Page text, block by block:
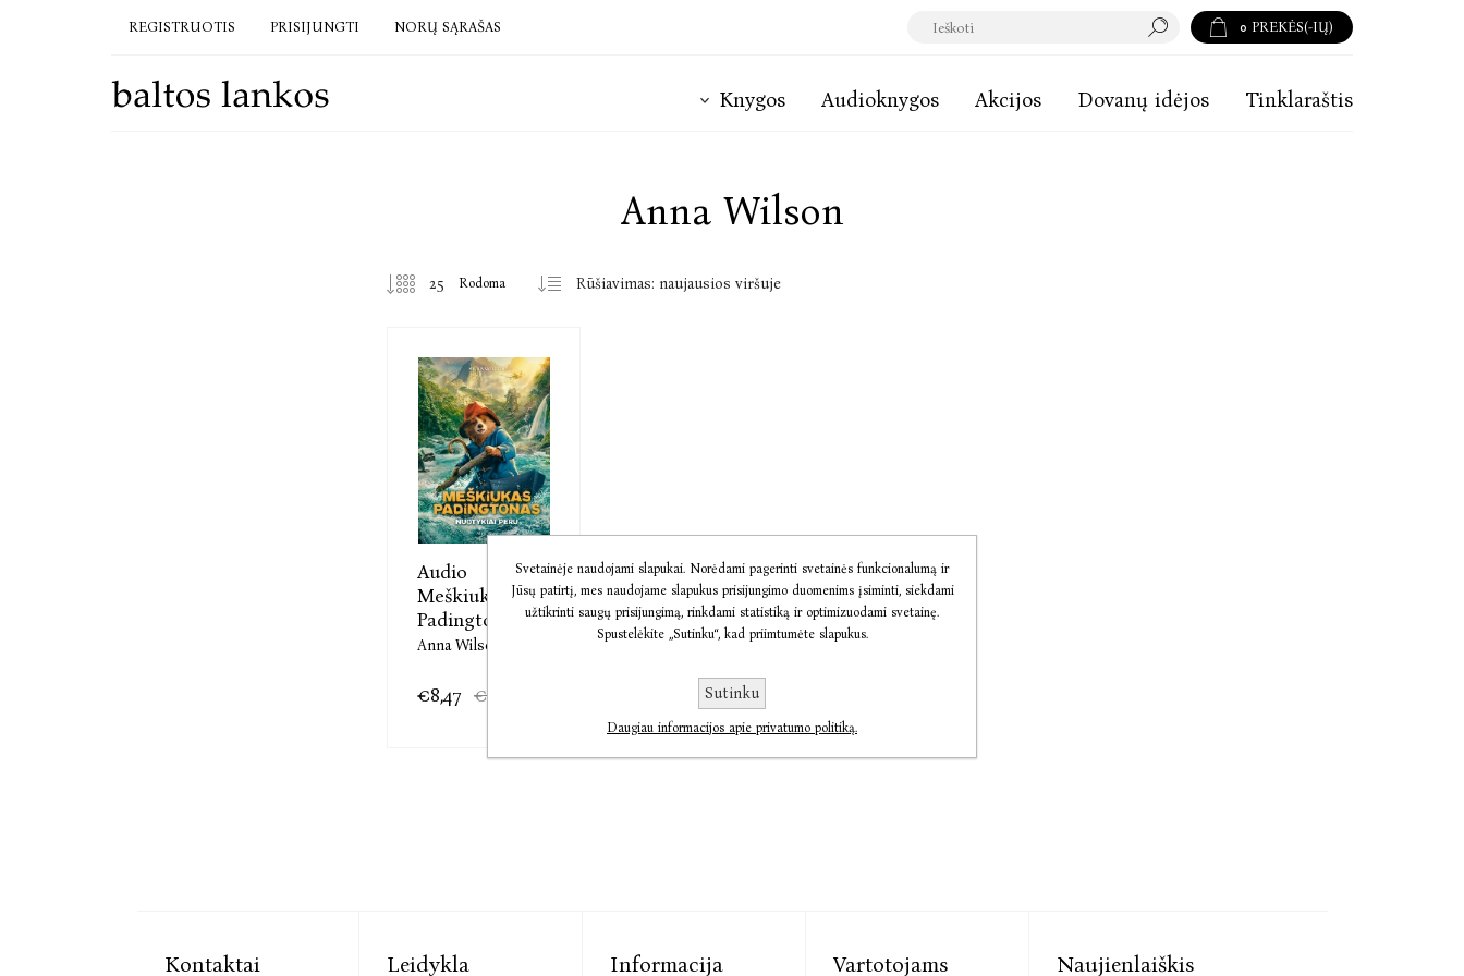
REGISTRUOTIS PRISIJUNGTI NORŲ SĄRAŠAS 0 PREKĖS(-IŲ)
Knygos Audioknygos Akcijos Dovanų idėjos Tinklaraštis
Anna Wilson
Rodoma
Audio
Meškiukas
Padingtonas.
Anna Wilson
€8,47 €10,59
Kontaktai Leidykla Informacija Vartotojams Naujienlaiškis
Svetainėje naudojami slapukai. Norėdami pagerinti svetainės funkcionalumą ir
Jūsų patirtį, mes naudojame slapukus prisijungimo duomenims įsiminti, siekdami
užtikrinti saugų prisijungimą, rinkdami statistiką ir optimizuodami svetainę.
Spustelėkite „Sutinku“, kad priimtumėte slapukus.
Sutinku
Daugiau informacijos apie privatumo politiką.